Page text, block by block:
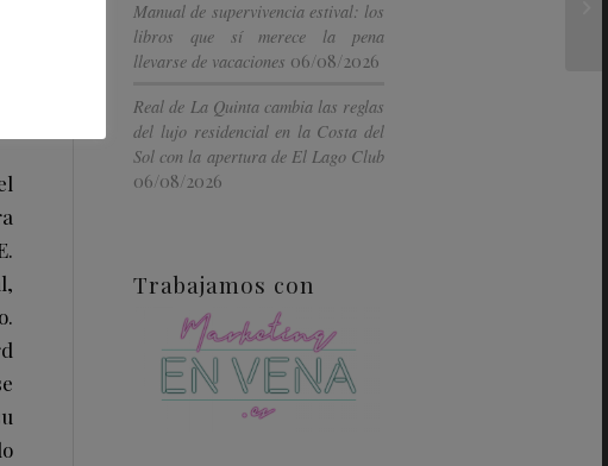
Manual de supervivencia estival: los
libros que sí merece la pena
llevarse de vacaciones 06/08/2026
Real de La Quinta cambia las reglas
del lujo residencial en la Costa del
Sol con la apertura de El Lago Club
06/08/2026
Trabajamos con